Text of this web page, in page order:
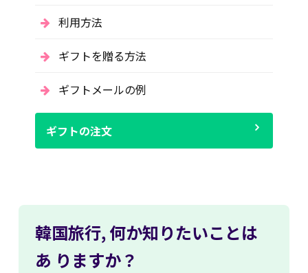
利用方法
ギフトを贈る方法
ギフトメールの例
ギフトの注文
韓国旅行,何か知りたいことは
あ りますか？